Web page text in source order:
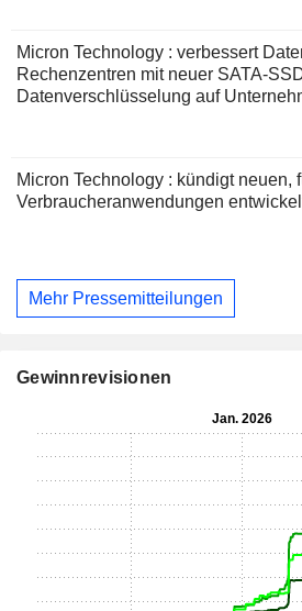
Micron Technology : verbessert
Rechenzentren mit neuer SATA-
Datenverschlüsselung auf
Micron Technology : kündigt neuen,
Verbraucheranwendungen
Mehr Pressemitteilungen
Gewinnrevisionen